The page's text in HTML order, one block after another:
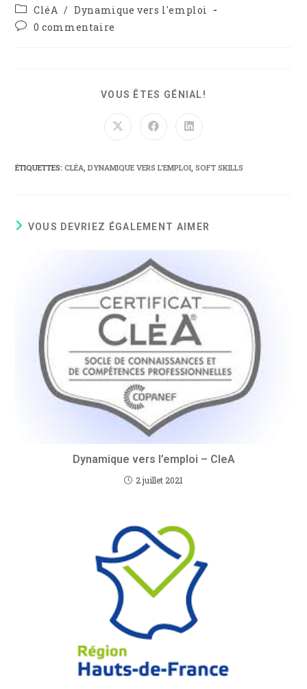
CléA / Dynamique vers l'emploi
0 commentaire
VOUS ÊTES GÉNIAL!
ÉTIQUETTES:CLÉA DYNAMIQUE VERS L'EMPLOI SOFT SKILLS
VOUS DEVRIEZ ÉGALEMENT AIMER
Dynamique vers l’emploi – CleA
2 juillet 2021